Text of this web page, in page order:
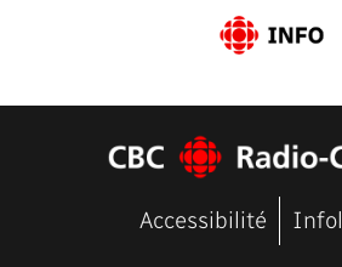
Accessibilité